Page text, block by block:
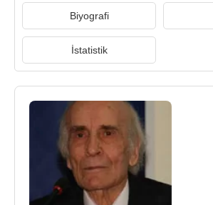
Biyografi
İstatistik